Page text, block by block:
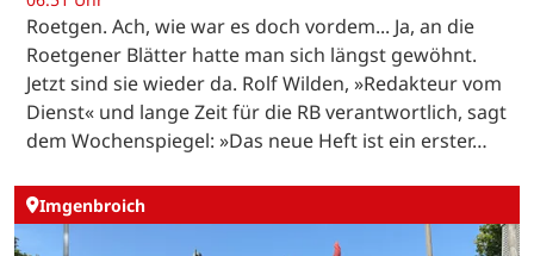
Roetgen. Ach, wie war es doch vordem... Ja, an die
Roetgener Blätter hatte man sich längst gewöhnt.
Jetzt sind sie wieder da. Rolf Wilden, »Redakteur vom
Dienst« und lange Zeit für die RB verantwortlich, sagt
dem Wochenspiegel: »Das neue Heft ist ein erster…
Imgenbroich